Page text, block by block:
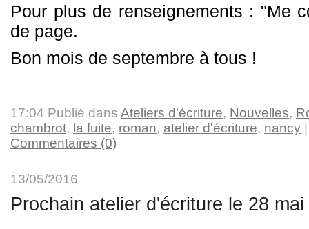
Pour plus de renseignements : "Me
de page.
Bon mois de septembre à tous !
17:04 Publié dans Ateliers d'écriture, Nouvelles,
chambrot, la fuite, roman, atelier d'écriture, nancy
Commentaires (0)
13/05/2016
Prochain atelier d'écriture le 28 mai